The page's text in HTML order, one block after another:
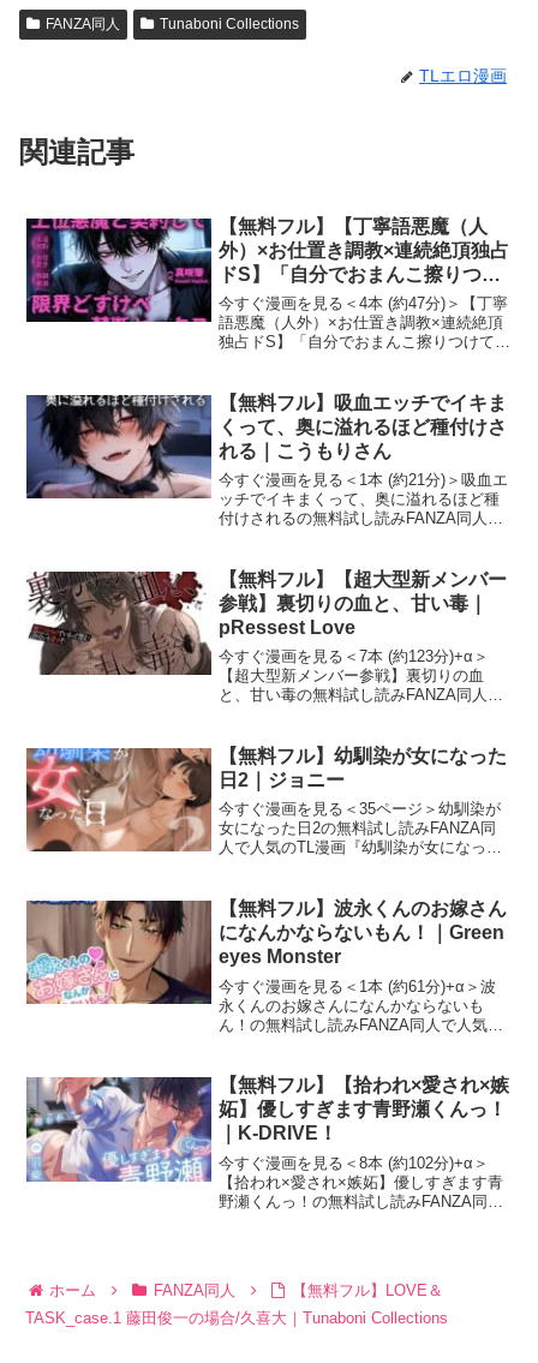
FANZA同人 Tunaboni Collections
TLエロ漫画
関連記事
【無料フル】【丁寧語悪魔（人
外）×お仕置き調教×連続絶頂独占
ドS】「自分でおまんこ擦りつけ
て？（はーと）」上位悪魔と契約
して限界どすけべ甘々セックス
（はーと）（はーと）（はーと）
今すぐ漫画を見る＜4本 (約47分)＞【丁寧
語悪魔（人外）×お仕置き調教×連続絶頂
独占ドS】「自分でおまんこ擦りつけて？
と）（はーと）の無料試し読みFANZA同
人で人気の
【無料フル】吸血エッチでイキま
くって、奥に溢れるほど種付けさ
れる｜こうもりさん
今すぐ漫画を見る＜1本 (約21分)＞吸血エ
ッチでイキまくって、奥に溢れるほど種
付けされるの無料試し読みFANZA同人で
し読みサンプルを紹介します！作者（サ
ークル）は
【無料フル】【超大型新メンバー
参戦】裏切りの血と、甘い毒｜
pRessest Love
今すぐ漫画を見る＜7本 (約123分)+α＞
【超大型新メンバー参戦】裏切りの血
と、甘い毒の無料試し読みFANZA同人で
サンプルを紹介します！作者（サーク
ル）は今話題の「
【無料フル】幼馴染が女になった
日2｜ジョニー
今すぐ漫画を見る＜35ページ＞幼馴染が
女になった日2の無料試し読みFANZA同
人で人気のTL漫画『幼馴染が女になった
ー」です。幼馴染が女になった日2 画像1
幼馴染が女に
【無料フル】波永くんのお嫁さん
になんかならないもん！｜Green
eyes Monster
今すぐ漫画を見る＜1本 (約61分)+α＞波
永くんのお嫁さんになんかならないも
ん！の無料試し読みFANZA同人で人気の
介します！作者（サークル）は今話題の
「Green
【無料フル】【拾われ×愛され×嫉
妬】優しすぎます青野瀬くんっ！
｜K-DRIVE！
今すぐ漫画を見る＜8本 (約102分)+α＞
【拾われ×愛され×嫉妬】優しすぎます青
野瀬くんっ！の無料試し読みFANZA同人
ホーム FANZA同人
【無料フル】LOVE＆
TASK_case.1 藤田俊一の場合/久喜大｜Tunaboni Collections